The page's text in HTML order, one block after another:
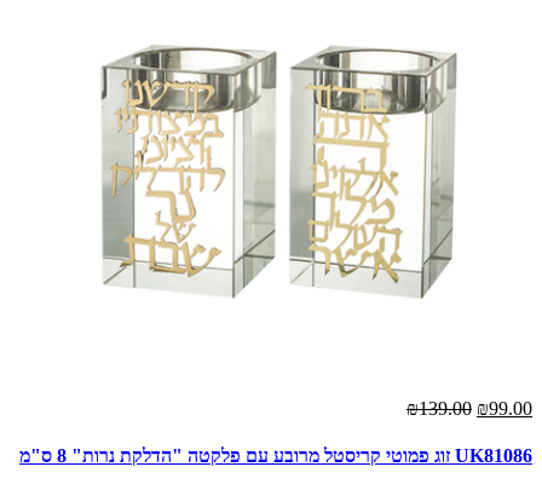
₪99.00
₪139.00
UK81086 זוג פמוטי קריסטל מרובע עם פלקטה "הדלקת נרות" 8 ס"מ